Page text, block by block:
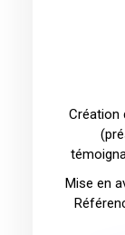
Création
Mise en